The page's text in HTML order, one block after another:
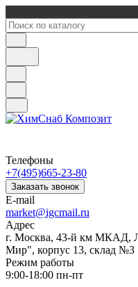
Телефоны
+7(495)665-23-80
Заказать звонок
E-mail
market@igcmail.ru
Адрес
г. Москва, 43-й км МКАД,
Мир", корпус 13, склад №3
Режим работы
9:00-18:00 пн-пт